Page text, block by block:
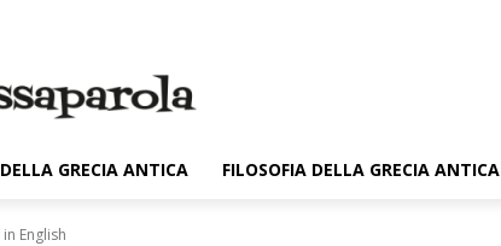
GRECIA ANTICA FILOSOFIA DELLA GRECIA ANTICA
English